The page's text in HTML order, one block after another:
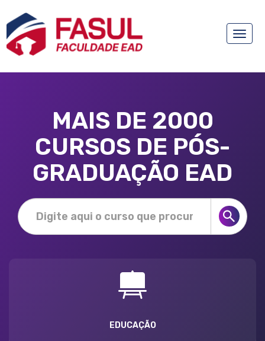
Toggle
MAIS DE 2000
CURSOS DE PÓS-
GRADUAÇÃO EAD
EDUCAÇÃO